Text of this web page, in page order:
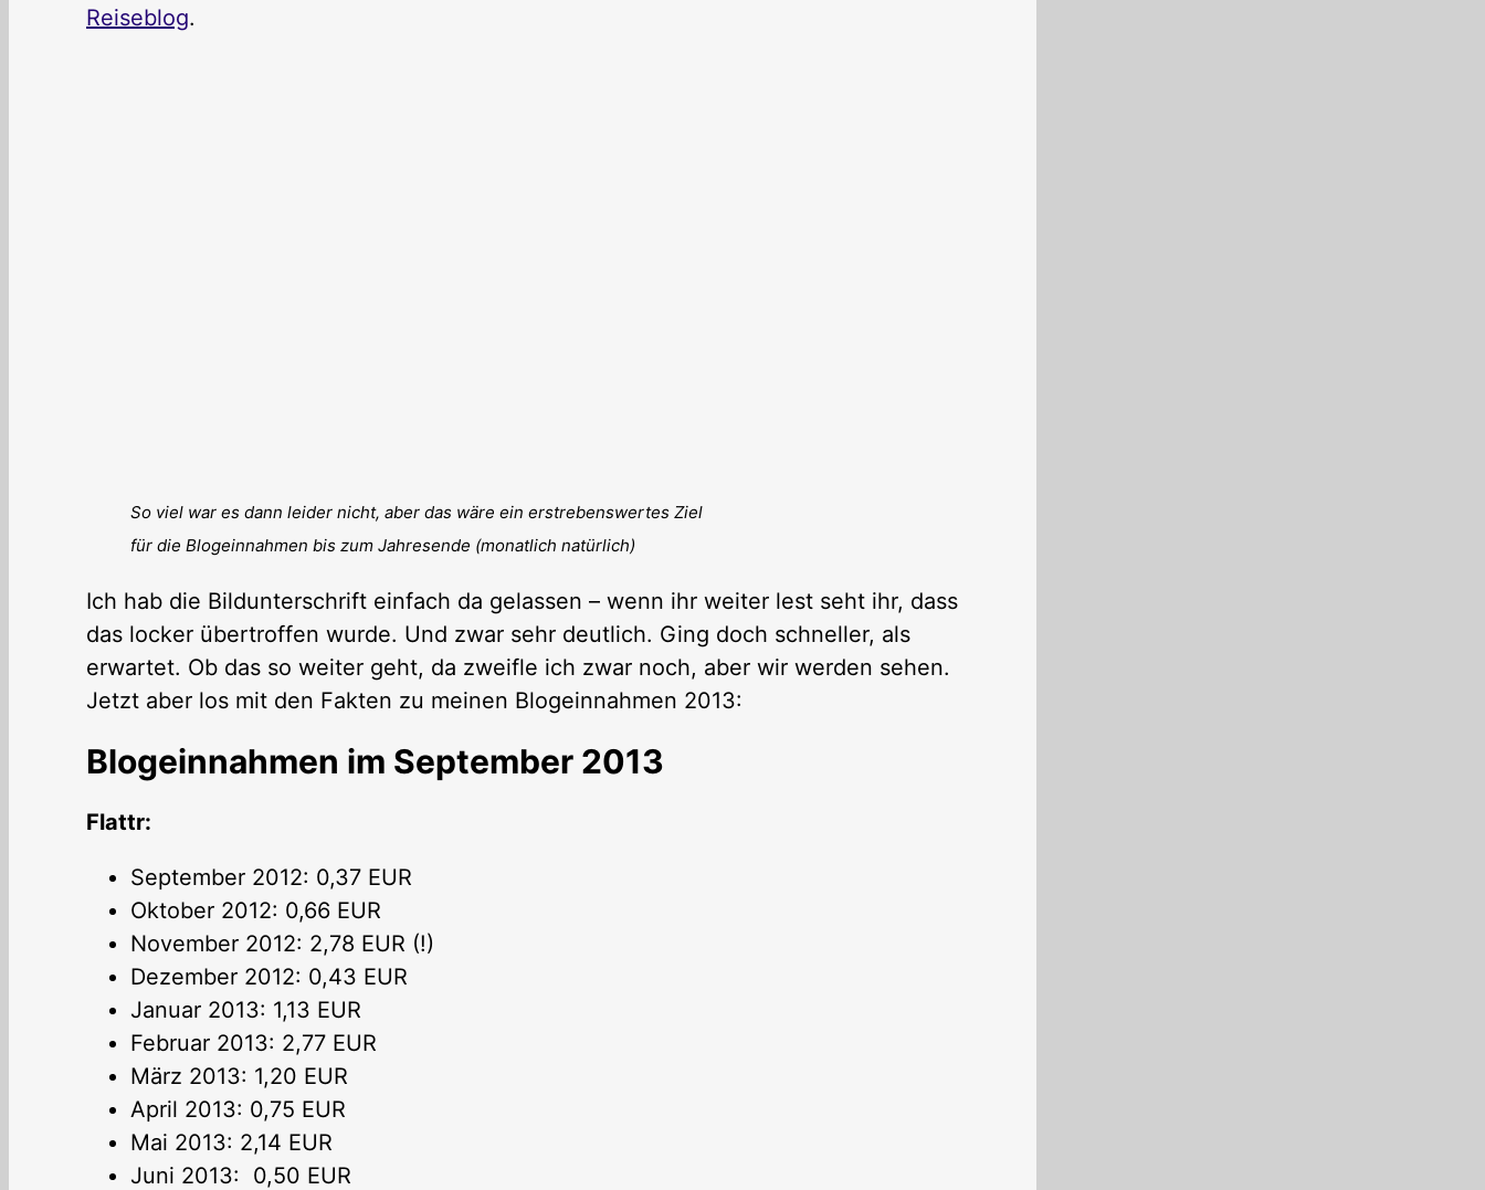
Reiseblog.
So viel war es dann leider nicht, aber das wäre ein erstrebenswertes Ziel
für die Blogeinnahmen bis zum Jahresende (monatlich natürlich)
Ich hab die Bildunterschrift einfach da gelassen – wenn ihr weiter lest seht ihr, dass
das locker übertroffen wurde. Und zwar sehr deutlich. Ging doch schneller, als
erwartet. Ob das so weiter geht, da zweifle ich zwar noch, aber wir werden sehen.
Jetzt aber los mit den Fakten zu meinen Blogeinnahmen 2013:
Blogeinnahmen im September 2013
Flattr:
September 2012: 0,37 EUR
Oktober 2012: 0,66 EUR
November 2012: 2,78 EUR (!)
Dezember 2012: 0,43 EUR
Januar 2013: 1,13 EUR
Februar 2013: 2,77 EUR
März 2013: 1,20 EUR
April 2013: 0,75 EUR
Mai 2013: 2,14 EUR
Juni 2013: 0,50 EUR